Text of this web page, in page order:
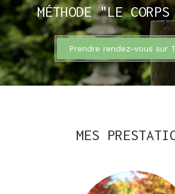
MÉTHODE "LE
Prendre rendez-vous sur
MES